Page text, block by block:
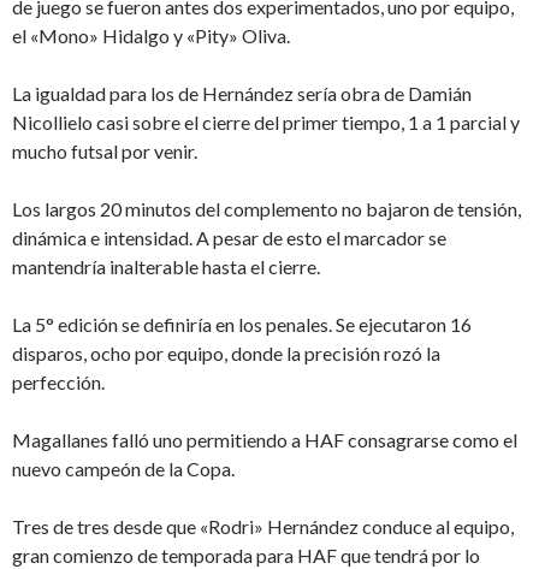
de juego se fueron antes dos experimentados, uno por equipo,
el «Mono» Hidalgo y «Pity» Oliva.
La igualdad para los de Hernández sería obra de Damián
Nicollielo casi sobre el cierre del primer tiempo, 1 a 1 parcial y
mucho futsal por venir.
Los largos 20 minutos del complemento no bajaron de tensión,
dinámica e intensidad. A pesar de esto el marcador se
mantendría inalterable hasta el cierre.
La 5° edición se definiría en los penales. Se ejecutaron 16
disparos, ocho por equipo, donde la precisión rozó la
perfección.
Magallanes falló uno permitiendo a HAF consagrarse como el
nuevo campeón de la Copa.
Tres de tres desde que «Rodri» Hernández conduce al equipo,
gran comienzo de temporada para HAF que tendrá por lo